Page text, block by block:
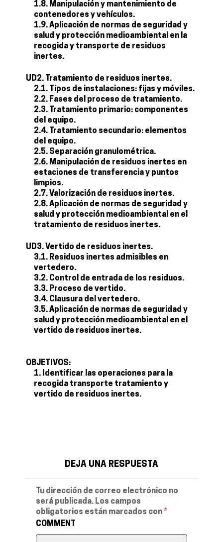
1.8. Manipulación y mantenimiento de
contenedores y vehículos.
1.9. Aplicación de normas de seguridad y
salud y protección medioambiental en la
recogida y transporte de residuos
inertes.
UD2. Tratamiento de residuos inertes.
2.1. Tipos de instalaciones: fijas y móviles.
2.2. Fases del proceso de tratamiento.
2.3. Tratamiento primario: componentes
del equipo.
2.4. Tratamiento secundario: elementos
del equipo.
2.5. Separación granulométrica.
2.6. Manipulación de residuos inertes en
estaciones de transferencia y puntos
limpios.
2.7. Valorización de residuos inertes.
2.8. Aplicación de normas de seguridad y
salud y protección medioambiental en el
tratamiento de residuos inertes.
UD3. Vertido de residuos inertes.
3.1. Residuos inertes admisibles en
vertedero.
3.2. Control de entrada de los residuos.
3.3. Proceso de vertido.
3.4. Clausura del vertedero.
3.5. Aplicación de normas de seguridad y
salud y protección medioambiental en el
vertido de residuos inertes.
OBJETIVOS:
Identificar las operaciones para la
recogida transporte tratamiento y
vertido de residuos inertes.
DEJA UNA RESPUESTA
Tu dirección de correo electrónico no
será publicada. Los campos
obligatorios están marcados con *
COMMENT